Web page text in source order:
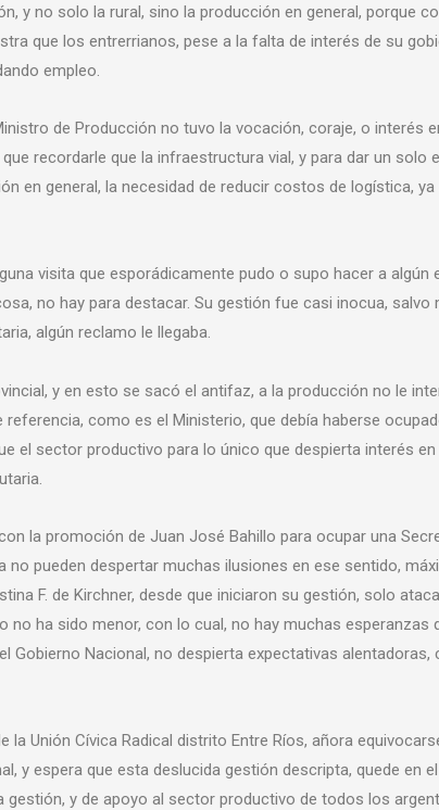
y no solo la rural, sino la producción en general, porque
que los entrerrianos, pese a la falta de interés de su
empleo.
de Producción no tuvo la vocación, coraje, o interés
recordarle que la infraestructura vial, y para dar un solo
en general, la necesidad de reducir costos de logística, ya
visita que esporádicamente pudo o supo hacer a algún
no hay para destacar. Su gestión fue casi inocua, salvo
algún reclamo le llegaba.
y en esto se sacó el antifaz, a la producción no le
como es el Ministerio, que debía haberse
el sector productivo para lo único que despierta interés
la promoción de Juan José Bahillo para ocupar una
pueden despertar muchas ilusiones en ese sentido,
F. de Kirchner, desde que iniciaron su gestión, solo
ha sido menor, con lo cual, no hay muchas esperanzas
Gobierno Nacional, no despierta expectativas
Unión Cívica Radical distrito Entre Ríos, añora
y espera que esta deslucida gestión descripta, quede en
gestión, y de apoyo al sector productivo de todos los